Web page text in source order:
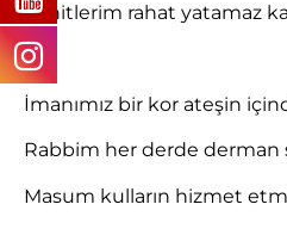
Şehitlerim rahat yatamaz
İmanımız bir kor ateşin
Rabbim her derde derman
Masum kulların hizmet